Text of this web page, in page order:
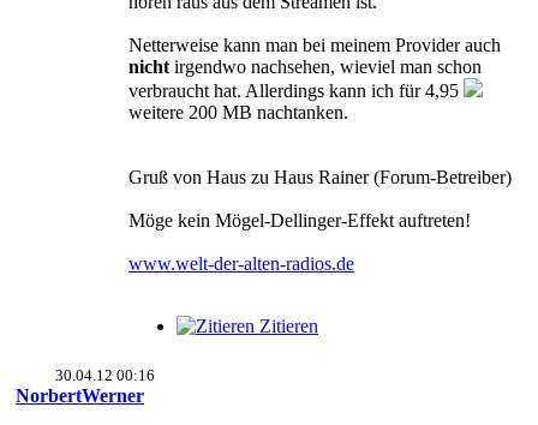
Netterweise kann man bei meinem Provider auch
nicht irgendwo nachsehen, wieviel man schon
verbraucht hat. Allerdings kann ich für 4,95
weitere 200 MB nachtanken.
Gruß von Haus zu Haus Rainer (Forum-Betreiber)
Möge kein Mögel-Dellinger-Effekt auftreten!
www.welt-der-alten-radios.de
Zitieren
30.04.12 00:16
NorbertWerner